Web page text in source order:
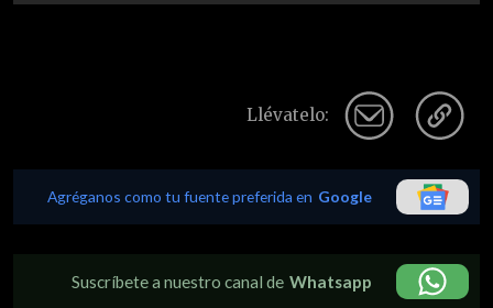
Llévatelo:
Agréganos como tu fuente preferida en Google
Suscríbete a nuestro canal de Whatsapp